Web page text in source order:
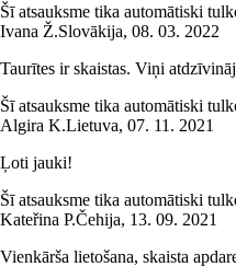
Šī atsauksme tika automātiski
Ivana Ž.Slovākija, 08. 03. 2022
Taurītes ir skaistas. Viņi
Šī atsauksme tika automātiski
Algira K.Lietuva, 07. 11. 2021
Ļoti jauki!
Šī atsauksme tika automātiski
Kateřina P.Čehija, 13. 09. 2021
Vienkārša lietošana, skaista